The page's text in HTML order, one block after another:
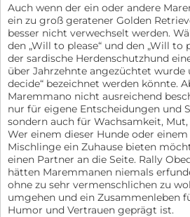
Auch wenn der ein oder andere
ein zu groß geratener Golden
besser nicht verwechselt werden.
den „Will to please“ und den „Will
der sardische Herdenschutzhund
über Jahrzehnte angezüchtet wurde
decide“ bezeichnet werden könnte.
Maremmano nicht ausreichend
nur für eigene Entscheidungen und
sondern auch für Wachsamkeit,
Wer einem dieser Hunde oder
Mischlinge ein Zuhause bieten
einen Partner an die Seite. Rally
hätten Maremmanen niemals
ohne zu sehr vermenschlichen zu
umgehen und ein Zusammenleben
Humor und Vertrauen geprägt ist.